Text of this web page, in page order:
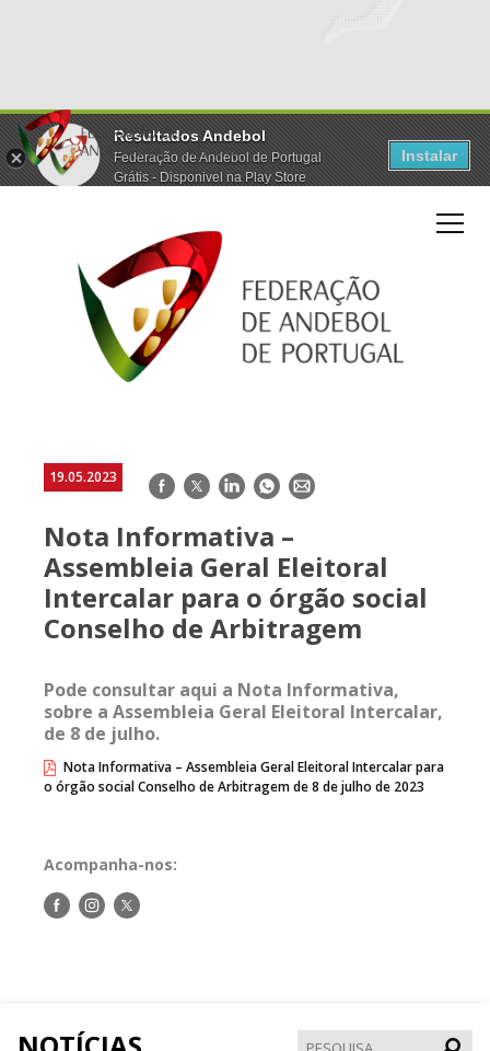
Resultados Andebol
Federação de Andebol de Portugal
Grátis - Disponivel na Play Store
Instalar
19.05.2023 Facebook
TwitterLinkedInWhatsApp
E-
Nota Informativa –
Assembleia Geral Eleitoral
Intercalar para o órgão social
Conselho de Arbitragem
Pode consultar aqui a Nota Informativa,
sobre a Assembleia Geral Eleitoral Intercalar,
de 8 de julho.
Nota Informativa – Assembleia Geral Eleitoral Intercalar para
o órgão social Conselho de Arbitragem de 8 de julho de 2023
Acompanha-nos:
Siga-Siga-Siga-